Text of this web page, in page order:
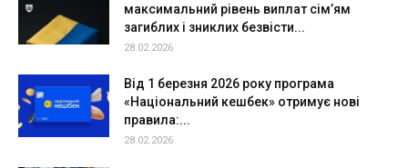
максимальний рівень виплат сім’ям
загиблих і зниклих безвісти...
28.02.2026
Від 1 березня 2026 року програма
«Національний кешбек» отримує нові
правила:...
28.02.2026